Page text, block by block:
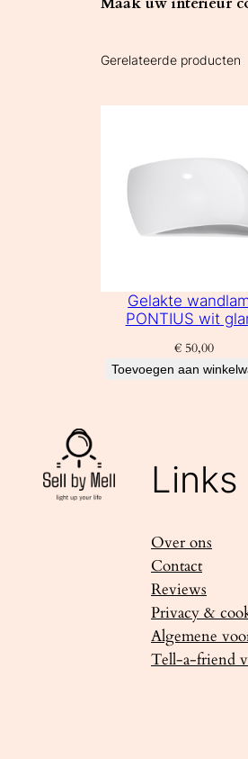
Gerelateerde producten
Gelakte
PONTIUS wit
€50,00
Toevoegen aan
Links
Over ons
Contact
Reviews
Privacy &
Algemene
Tell-a-friend